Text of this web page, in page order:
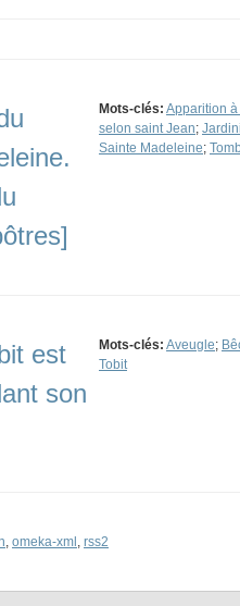
Mots-clés: Apparition
selon saint Jean;
Sainte Madeleine;
est
son
Mots-clés: Aveugle;
Tobit
, omeka-xml , rss2